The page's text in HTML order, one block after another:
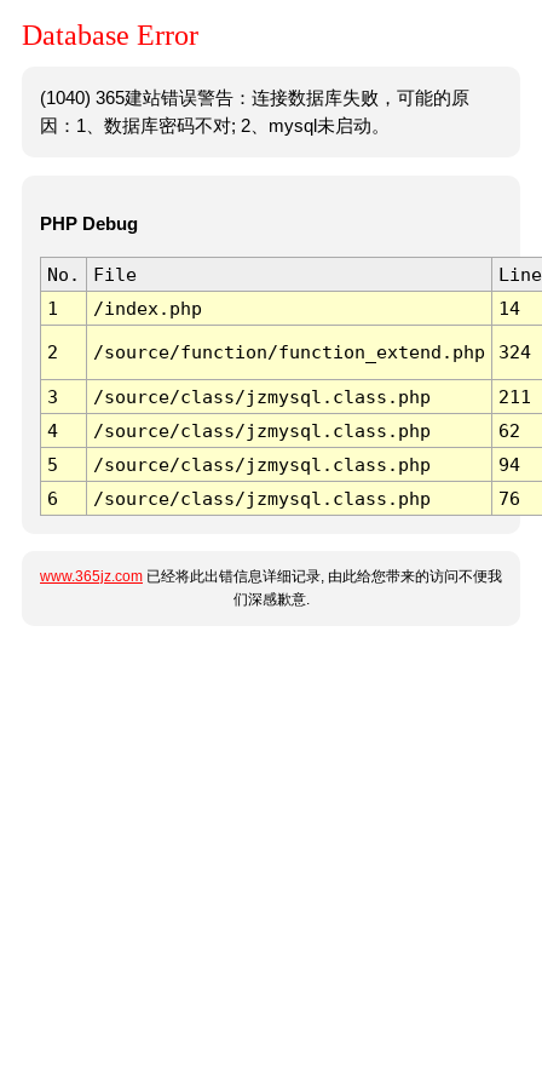
Database Error
(1040) 365建站错误警告：连接数据库失败，可能的原
因：1、数据库密码不对; 2、mysql未启动。
PHP Debug
No. File
Line
1
/index.php 14
2 /source/function/function_extend.php 324
3 /source/class/jzmysql.class.php
211
4
/source/class/jzmysql.class.php
62
5
/source/class/jzmysql.class.php
94
6
/source/class/jzmysql.class.php 76
www.365jz.com 已经将此出错信息详细记录, 由此给您带来的访问不便我
们深感歉意.